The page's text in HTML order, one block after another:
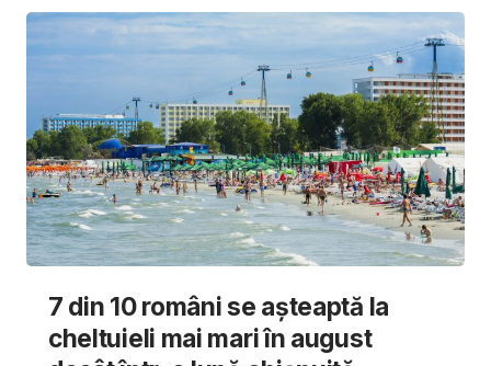
7 din 10 români se așteaptă la
cheltuieli mai mari în august